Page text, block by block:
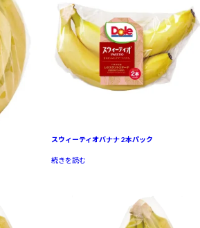
スウィーティオバナナ 2本パック
続きを読む